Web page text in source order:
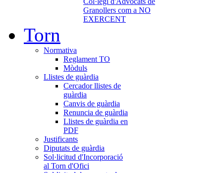
Granollers com a NO
EXERCENT
Torn
Normativa
Reglament TO
Mòduls
Llistes de guàrdia
Cercador llistes de
guàrdia
Canvis de guàrdia
Renuncia de guàrdia
Llistes de guàrdia en
PDF
Justificants
Diputats de guàrdia
Sol·licitud d'Incorporació
al Torn d'Ofici